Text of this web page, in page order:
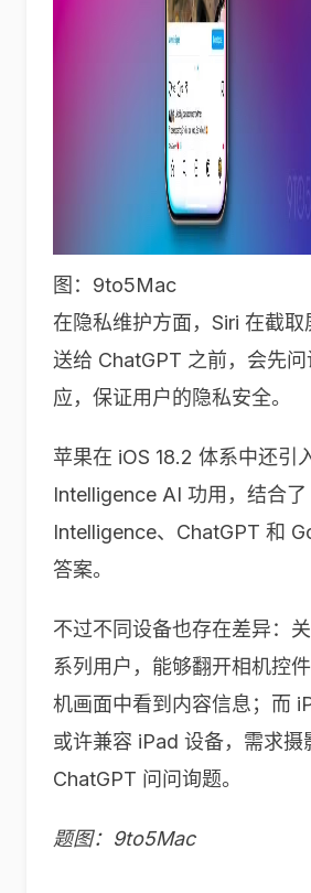
图：9to5Mac
在隐私维护方面，Siri 在截取
送给 ChatGPT 之前，会先
应，保证用户的隐私安全。
苹果在 iOS 18.2 体系中还引
Intelligence AI 功用，结合
Intelligence、ChatGPT 和
答案。
不过不同设备也存在差异：
系列用户，能够翻开相机控
机画面中看到内容信息；而
或许兼容 iPad 设备，需求摄
ChatGPT 问问询题。
题图：9to5Mac